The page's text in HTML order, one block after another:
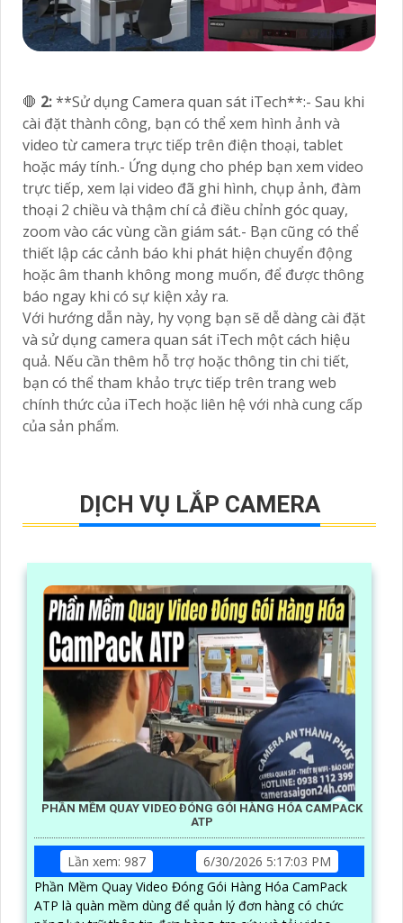
🛑 2:**Sử dụng Camera quan sát iTech**:- Sau khi
cài đặt thành công, bạn có thể xem hình ảnh và
video từ camera trực tiếp trên điện thoại, tablet
hoặc máy tính.- Ứng dụng cho phép bạn xem video
trực tiếp, xem lại video đã ghi hình, chụp ảnh, đàm
thoại 2 chiều và thậm chí cả điều chỉnh góc quay,
zoom vào các vùng cần giám sát.- Bạn cũng có thể
thiết lập các cảnh báo khi phát hiện chuyển động
hoặc âm thanh không mong muốn, để được thông
báo ngay khi có sự kiện xảy ra.
Với hướng dẫn này, hy vọng bạn sẽ dễ dàng cài đặt
và sử dụng camera quan sát iTech một cách hiệu
quả. Nếu cần thêm hỗ trợ hoặc thông tin chi tiết,
bạn có thể tham khảo trực tiếp trên trang web
chính thức của iTech hoặc liên hệ với nhà cung cấp
của sản phẩm.
DỊCH VỤ LẮP CAMERA
PHẦN MỀM QUAY VIDEO ĐÓNG GÓI HÀNG HÓA CAMPACK
ATP
Lần xem: 987
6/30/2026 5:17:03 PM
Phần Mềm Quay Video Đóng Gói Hàng Hóa CamPack
ATP là quàn mềm dùng để quản lý đơn hàng có chức